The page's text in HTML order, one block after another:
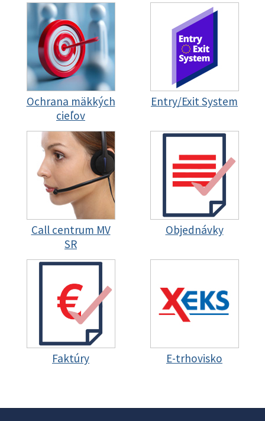
Ochrana mäkkých
cieľov
Entry/Exit System
Call centrum MV
SR
Objednávky
Faktúry E-trhovisko